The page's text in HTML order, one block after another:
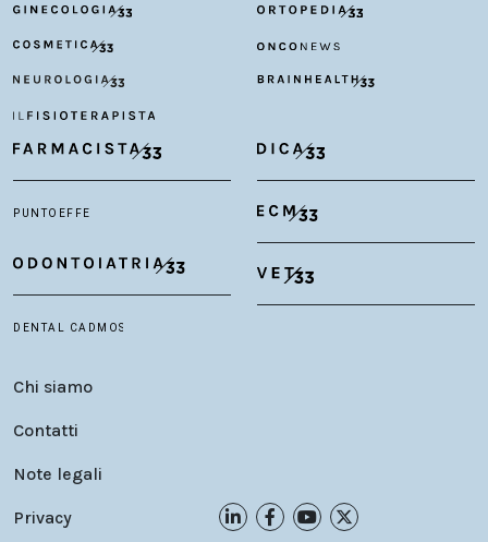
Chi siamo
Contatti
Note legali
Privacy